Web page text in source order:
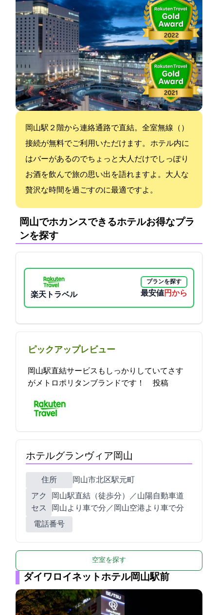
JR岡山駅２階から連絡通路で直結。全室無線LAN（WI-FI）
接続が無料でご利用いただけます。 ホテル内に
はバーがあるのでちょっと大人だけでしっぽり
お酒を飲んで旅の思い出を語れますよ。大人な
贅沢な時間を過ごすのに最適ですよ。
岡山でホカンスできるホテル:お得なプラ
ンを探す
楽天トラベル
プランを探す
最安値6100円から
ピックアップレビュー
岡山駅直結サービスもしっかりしていてさす
がメトロポリタンブランドです！ 2023-04-26 15:09:49投稿
ホテルグランヴィア岡山
住所
岡山市北区駅元町1-5
アク
セス
JR岡山駅直結（徒歩1分）／山陽自動車道
岡山ICより車で20分／岡山空港より車で30分
電話番号
空室を探す
ダイワロイネットホテル岡山駅前